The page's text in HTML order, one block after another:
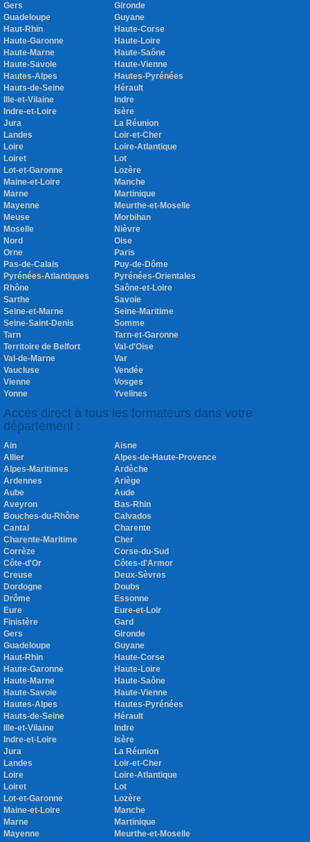
Gers
Gironde
Guadeloupe
Guyane
Haut-Rhin
Haute-Corse
Haute-Garonne
Haute-Loire
Haute-Marne
Haute-Saône
Haute-Savoie
Haute-Vienne
Hautes-Alpes
Hautes-Pyrénées
Hauts-de-Seine
Hérault
Ille-et-Vilaine
Indre
Indre-et-Loire
Isère
Jura
La Réunion
Landes
Loir-et-Cher
Loire
Loire-Atlantique
Loiret
Lot
Lot-et-Garonne
Lozère
Maine-et-Loire
Manche
Marne
Martinique
Mayenne
Meurthe-et-Moselle
Meuse
Morbihan
Moselle
Nièvre
Nord
Oise
Orne
Paris
Pas-de-Calais
Puy-de-Dôme
Pyrénées-Atlantiques
Pyrénées-Orientales
Rhône
Saône-et-Loire
Sarthe
Savoie
Seine-et-Marne
Seine-Maritime
Seine-Saint-Denis
Somme
Tarn
Tarn-et-Garonne
Territoire de Belfort
Val-d'Oise
Val-de-Marne
Var
Vaucluse
Vendée
Vienne
Vosges
Yonne
Yvelines
Accès direct à tous les formateurs dans votre
département :
Ain
Aisne
Allier
Alpes-de-Haute-Provence
Alpes-Maritimes
Ardèche
Ardennes
Ariège
Aube
Aude
Aveyron
Bas-Rhin
Bouches-du-Rhône
Calvados
Cantal
Charente
Charente-Maritime
Cher
Corrèze
Corse-du-Sud
Côte-d'Or
Côtes-d'Armor
Creuse
Deux-Sèvres
Dordogne
Doubs
Drôme
Essonne
Eure
Eure-et-Loir
Finistère
Gard
Gers
Gironde
Guadeloupe
Guyane
Haut-Rhin
Haute-Corse
Haute-Garonne
Haute-Loire
Haute-Marne
Haute-Saône
Haute-Savoie
Haute-Vienne
Hautes-Alpes
Hautes-Pyrénées
Hauts-de-Seine
Hérault
Ille-et-Vilaine
Indre
Indre-et-Loire
Isère
Jura
La Réunion
Landes
Loir-et-Cher
Loire
Loire-Atlantique
Loiret
Lot
Lot-et-Garonne
Lozère
Maine-et-Loire
Manche
Marne
Martinique
Mayenne
Meurthe-et-Moselle